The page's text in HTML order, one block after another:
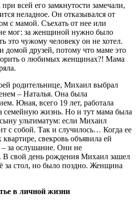
всей его замкнутости замечали,
неладное. Он отказывался от
с мамой. Съехать от нее или
мог: за женщиной нужно было
это чужому человеку он не хотел.
домой друзей, потому что маме это
о любимых женщинах?! Мама
родительнице, Михаил выбрал
– Наталья. Она была
Юная, всего 19 лет, работала
семейную жизнь. Но и тут мама была
ультиматум: если Михаил
с собой. Так и случилось… Когда ее
квартире, свекровь объявила ей
– за ослушание. Они не
В свой день рождения Михаил зашел
за стол, но было поздно. Женщина
в личной жизни